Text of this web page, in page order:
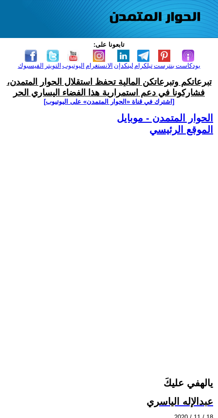
تابعونا على:
الفيسبوك التويتر اليوتيوب الانستغرام لينكدإن تيلكرامبنترست بودكاست
تبرعاتكم وتبرعاتكن المالية تحفظ استقلال الحوار المتمدن،
فشاركونا في دعم استمرارية هذا الفضاء اليساري الحر
[اشترك في قناة ‫«الحوار المتمدن» على اليوتيوب]
الحوار المتمدن - موبايل
الموقع الرئيسي
يالهفي عليكَ
عبدالإله الياسري